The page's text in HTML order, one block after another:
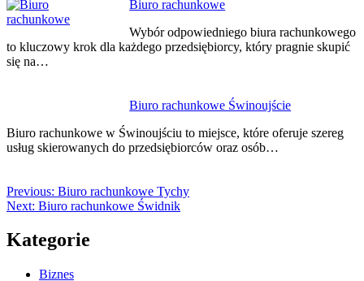
Biuro rachunkowe
Wybór odpowiedniego biura rachunkowego
to kluczowy krok dla każdego przedsiębiorcy, który pragnie skupić
się na…
Biuro rachunkowe Świnoujście
Biuro rachunkowe w Świnoujściu to miejsce, które oferuje szereg
usług skierowanych do przedsiębiorców oraz osób…
Previous: Biuro rachunkowe Tychy
Next: Biuro rachunkowe Świdnik
Kategorie
Biznes